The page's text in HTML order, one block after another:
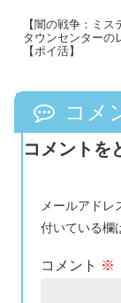
【闇の戦争：ミス
タウンセンターの
【ポイ活】
コメ
コメントを
メールアドレ
付いている欄
コメント ※